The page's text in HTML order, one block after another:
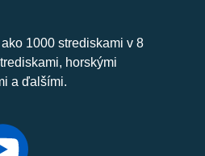
1000 strediskami v 8
horskými
a ďalšími.